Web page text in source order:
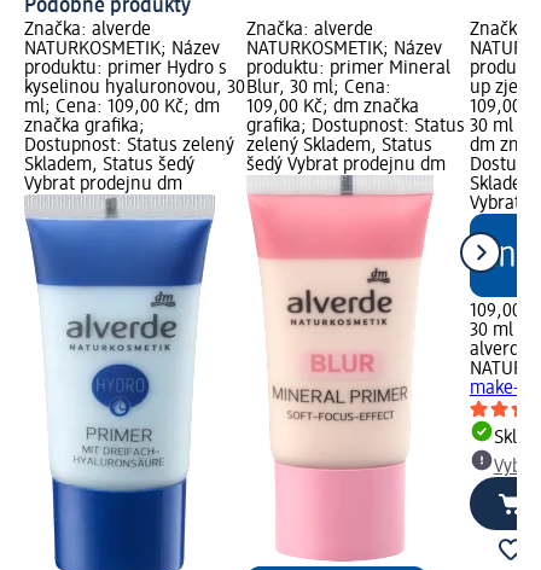
Podobné produkty
Značka: alverde
NATURKOSMETIK; Název
produktu: primer Hydro s
kyselinou hyaluronovou, 30
ml; Cena: 109,00 Kč; dm
značka grafika;
Dostupnost: Status zelený
Skladem, Status šedý
Vybrat prodejnu dm
Značka: alverde
NATURKOSMETIK; Název
produktu: primer Mineral
Blur, 30 ml; Cena:
109,00 Kč; dm značka
grafika; Dostupnost: Status
zelený Skladem, Status
šedý Vybrat prodejnu dm
Značka:
up
109,00
30 ml
dm
Vybrat
109,00
30 ml
alverde
make-